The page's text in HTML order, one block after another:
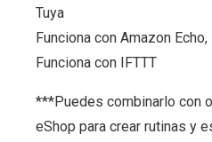
Tuya
Funciona con Amazon
Funciona con IFTTT
***Puedes combinarlo con
eShop para crear rutinas y